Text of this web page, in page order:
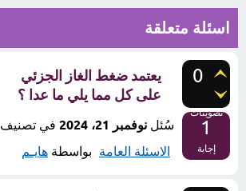
اسئلة متعلقة
0
تصويتات
1
إجابة
يعتمد ضغط الغاز الجزئي
على كل مما يلي ما عدا ؟
سُئل نوفمبر 21، 2024
في تصنيف
الاسئلة العامة
بواسطة هايـم